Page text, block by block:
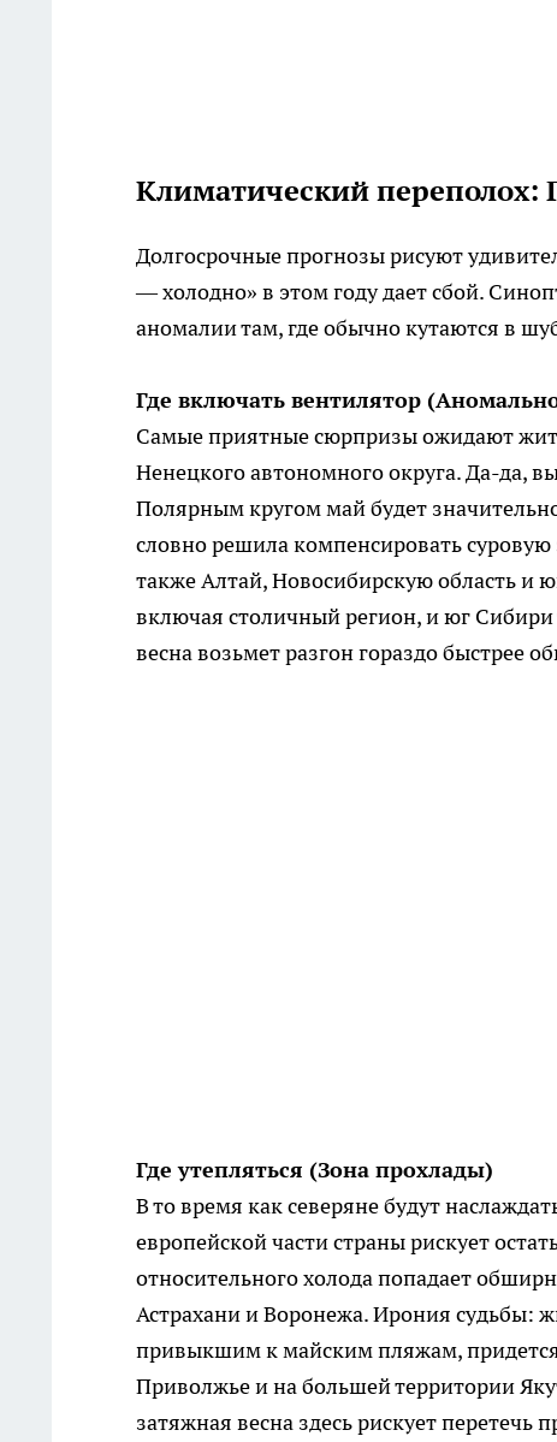
Климатический переполох:
Долгосрочные прогнозы рисуют
— холодно» в этом году дает сбой.
аномалии там, где обычно кутаются в
Где включать вентилятор
Самые приятные сюрпризы ожидают
Ненецкого автономного округа. Да-да,
Полярным кругом май будет
словно решила компенсировать
также Алтай, Новосибирскую область и
включая столичный регион, и юг Сибири
весна возьмет разгон гораздо быстрее
Где утепляться (Зона прохлады)
В то время как северяне будут
европейской части страны рискует
относительного холода попадает
Астрахани и Воронежа. Ирония судьбы:
привыкшим к майским пляжам,
Приволжье и на большей территории
затяжная весна здесь рискует перетечь